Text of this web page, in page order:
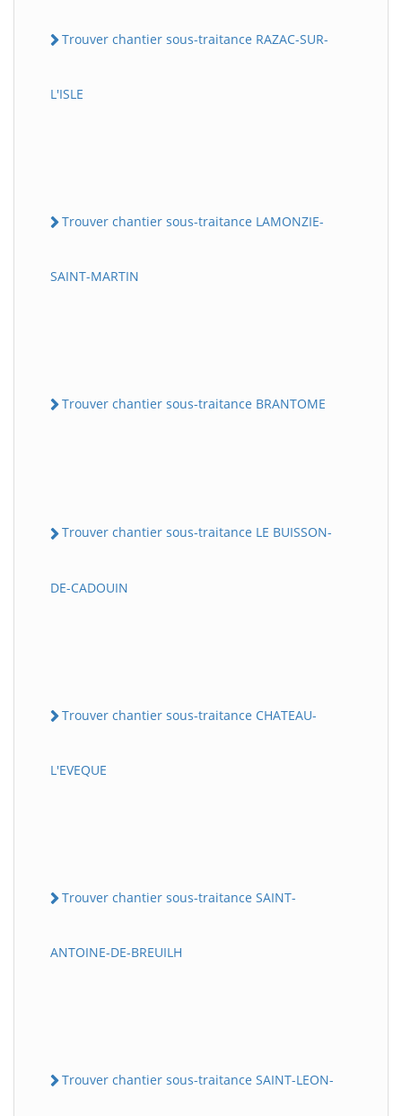
Trouver chantier sous-traitance RAZAC-SUR-
L'ISLE
Trouver chantier sous-traitance LAMONZIE-
SAINT-MARTIN
Trouver chantier sous-traitance BRANTOME
Trouver chantier sous-traitance LE BUISSON-
DE-CADOUIN
Trouver chantier sous-traitance CHATEAU-
L'EVEQUE
Trouver chantier sous-traitance SAINT-
ANTOINE-DE-BREUILH
Trouver chantier sous-traitance SAINT-LEON-